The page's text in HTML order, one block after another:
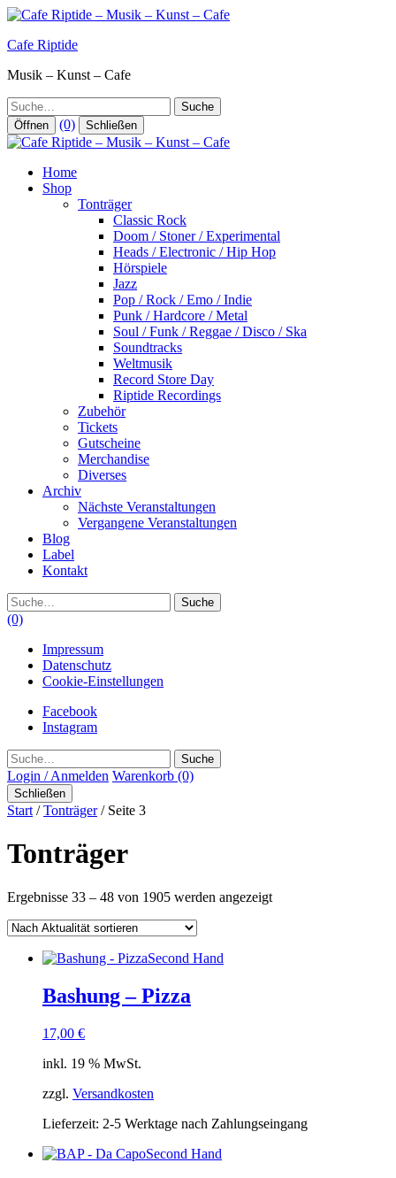
Zum
springen
Cafe Riptide
Musik – Kunst – Cafe
Suche
Öffnen (0) Schließen
Home
Shop
Tonträger
Classic Rock
Doom / Stoner / Experimental
Heads / Electronic / Hip Hop
Hörspiele
Jazz
Pop / Rock / Emo / Indie
Punk / Hardcore / Metal
Soul / Funk / Reggae / Disco / Ska
Soundtracks
Weltmusik
Record Store Day
Riptide Recordings
Zubehör
Tickets
Gutscheine
Merchandise
Diverses
Archiv
Nächste Veranstaltungen
Vergangene Veranstaltungen
Blog
Label
Kontakt
Suche
(0)
Impressum
Datenschutz
Cookie-Einstellungen
Facebook
Instagram
Suche
Login / Anmelden Warenkorb (0)
Schließen
Start /Tonträger/ Seite 3
Tonträger
Ergebnisse 33 – 48 von 1905 werden angezeigtNach
Second Hand
Bashung – Pizza
17,00 €
inkl. 19 % MwSt.
zzgl. Versandkosten
Lieferzeit: 2-5 Werktage nach Zahlungseingang
Second Hand